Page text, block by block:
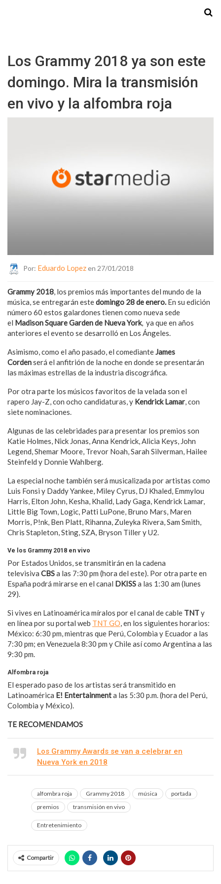
Los Grammy 2018 ya son este
domingo. Mira la transmisión
en vivo y la alfombra roja
Por: Eduardo Lopezen 27/01/2018
Grammy 2018, los premios más importantes del mundo de la
música, se entregarán estedomingo 28 de enero. En su edición
número 60 estos galardones tienen como nueva sede
el Madison Square Garden de Nueva York, ya que en años
anteriores el evento se desarrolló en Los Ángeles.
Asimismo, como el año pasado, el comedianteJames
Cordenserá el anfitrión de la noche en donde se presentarán
las máximas estrellas de la industria discográfica.
Por otra parte los músicos favoritos de la velada son el
rapero Jay-Z, con ocho candidaturas, y Kendrick Lamar, con
siete nominaciones.
Algunas de las celebridades para presentar los premios son
Katie Holmes, Nick Jonas, Anna Kendrick, Alicia Keys, John
Legend, Shemar Moore, Trevor Noah, Sarah Silverman, Hailee
Steinfeld y Donnie Wahlberg.
La especial noche también será musicalizada por artistas como
Luis Fonsi y Daddy Yankee, Miley Cyrus, DJ Khaled, Emmylou
Harris, Elton John, Kesha, Khalid, Lady Gaga, Kendrick Lamar,
Little Big Town, Logic, Patti LuPone, Bruno Mars, Maren
Morris, P!nk, Ben Platt, Rihanna, Zuleyka Rivera, Sam Smith,
Chris Stapleton, Sting, SZA, Bryson Tiller y U2.
Ve los Grammy 2018 en vivo
Por Estados Unidos, se transmitirán en la cadena
televisiva CBSa las 7:30 pm (hora del este). Por otra parte en
España podrá mirarse en el canal DKISSa las 1:30 am (lunes
29).
Si vives en Latinoamérica míralos por el canal de cable TNTy
en línea por su portal web TNT GO, en los siguientes horarios:
México: 6:30 pm, mientras que Perú, Colombia y Ecuador a las
7:30 pm; en Venezuela 8:30 pm y Chile así como Argentina a las
9:30 pm.
Alfombra roja
El esperado paso de los artistas será transmitido en
Latinoamérica E! Entertainmenta las 5:30 p.m. (hora del Perú,
Colombia y México).
TE RECOMENDAMOS
Los Grammy Awards se van a celebrar en
Nueva York en 2018
alfombra roja Grammy 2018 música
portada
premios
transmisión en vivo
Entretenimiento
Compartir